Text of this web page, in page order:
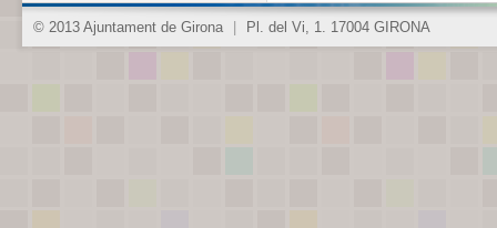
© 2013 Ajuntament de Girona Pl. del Vi, 1. 17004 GIRONA